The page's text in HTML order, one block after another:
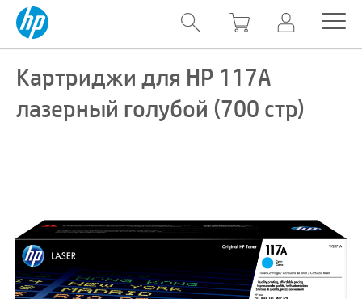
Картриджи для HP 117A
лазерный голубой (700 стр)